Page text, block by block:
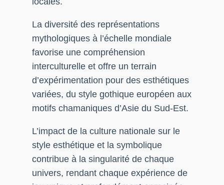
La diversité des représentations
mythologiques à l’échelle mondiale
favorise une compréhension
interculturelle et offre un terrain
d’expérimentation pour des esthétiques
variées, du style gothique européen aux
motifs chamaniques d’Asie du Sud-Est.
L’impact de la culture nationale sur le
style esthétique et la symbolique
contribue à la singularité de chaque
univers, rendant chaque expérience de